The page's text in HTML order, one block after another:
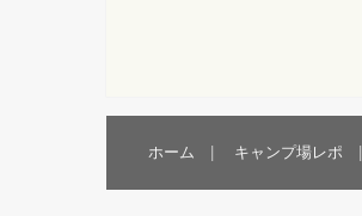
ホーム キャンプ場レポ